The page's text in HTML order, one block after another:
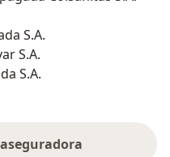
S.A.
S.A.
S.A.